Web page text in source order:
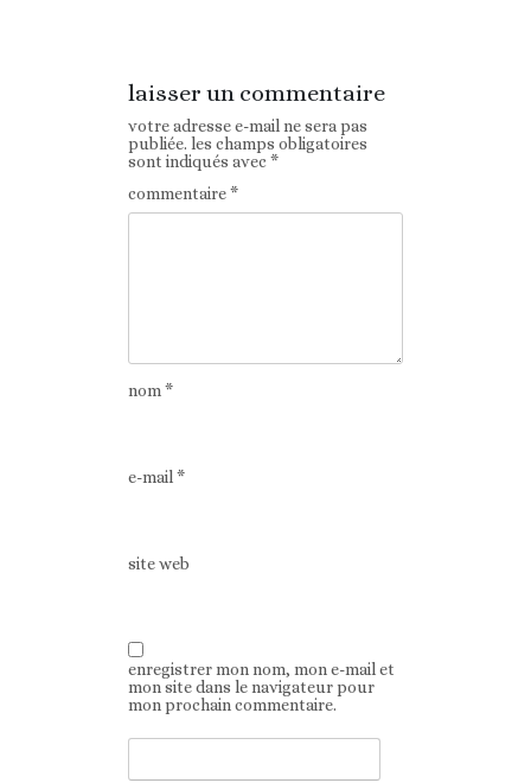
laisser un commentaire
votre adresse e-mail ne sera pas
publiée. les champs obligatoires
sont indiqués avec*
commentaire*
nom*
e-mail*
site web
enregistrer mon nom, mon e-mail et
mon site dans le navigateur pour
mon prochain commentaire.